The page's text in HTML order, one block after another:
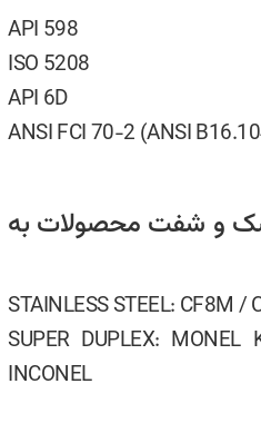
API 598
ISO 5208
API 6D
ANSI FCI 70-2 (ANSI
و شفت محصولات به
STAINLESS STEEL: CF8M
SUPER DUPLEX:
INCONEL